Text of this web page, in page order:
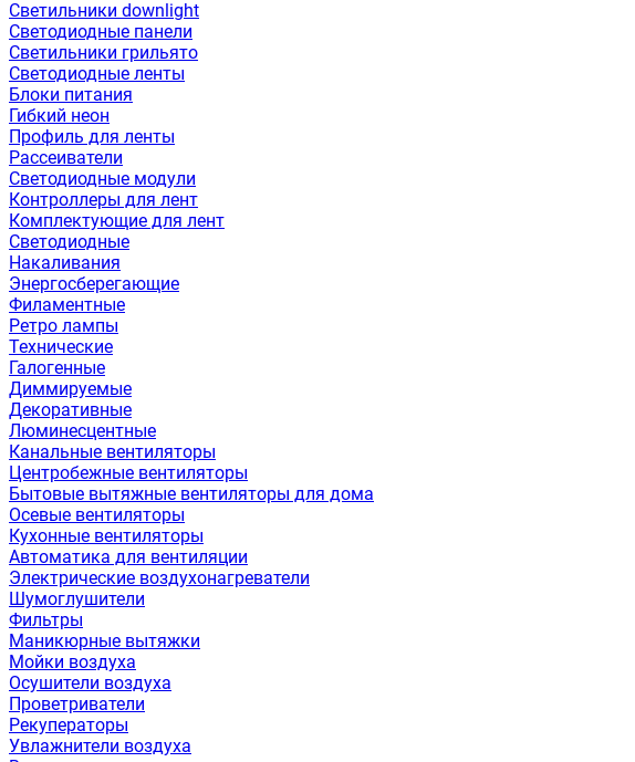
Светильники downlight
Светодиодные панели
Светильники грильято
Светодиодные ленты
Блоки питания
Гибкий неон
Профиль для ленты
Рассеиватели
Светодиодные модули
Контроллеры для лент
Комплектующие для лент
Светодиодные
Накаливания
Энергосберегающие
Филаментные
Ретро лампы
Технические
Галогенные
Диммируемые
Декоративные
Люминесцентные
Канальные вентиляторы
Центробежные вентиляторы
Бытовые вытяжные вентиляторы для дома
Осевые вентиляторы
Кухонные вентиляторы
Автоматика для вентиляции
Электрические воздухонагреватели
Шумоглушители
Фильтры
Маникюрные вытяжки
Мойки воздуха
Осушители воздуха
Проветриватели
Рекуператоры
Увлажнители воздуха